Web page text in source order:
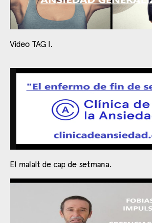
Video TAG I.
El malalt de cap de setmana.